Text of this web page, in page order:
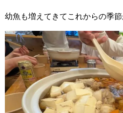
幼魚も増えてきてこれからの季